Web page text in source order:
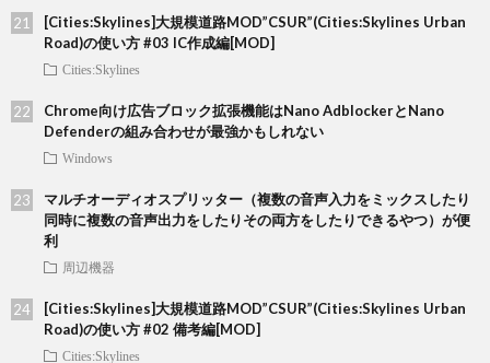
[Cities:Skylines]大規模道路MOD”CSUR”(Cities:Skylines Urban
Road)の使い方 #03 IC作成編[MOD]
Cities:Skylines
Chrome向け広告ブロック拡張機能はNano AdblockerとNano
Defenderの組み合わせが最強かもしれない
Windows
マルチオーディオスプリッター（複数の音声入力をミックスしたり
同時に複数の音声出力をしたりその両方をしたりできるやつ）が便
利
周辺機器
[Cities:Skylines]大規模道路MOD”CSUR”(Cities:Skylines Urban
Road)の使い方 #02 備考編[MOD]
Cities:Skylines